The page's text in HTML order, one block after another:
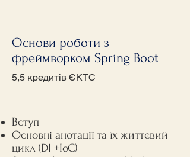
Основи роботи з
фреймворком Spring Boot
5,5 кредитів ЄКТС
Вступ
Основні анотації та їх життєвий
цикл (DI +IoC)